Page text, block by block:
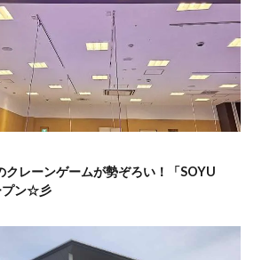
クレーンゲームが勢ぞろい！「SOYU
プン☆彡